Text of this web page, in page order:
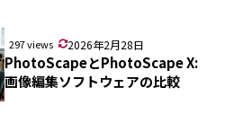
297 views 2026年2月28日
PhotoScapeとPhotoScape X:
画像編集ソフトウェアの比較